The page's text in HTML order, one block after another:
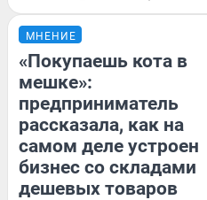
МНЕНИЕ
«Покупаешь кота в
мешке»:
предприниматель
рассказала, как на
самом деле устроен
бизнес со складами
дешевых товаров